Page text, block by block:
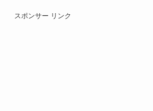
スポンサー リンク